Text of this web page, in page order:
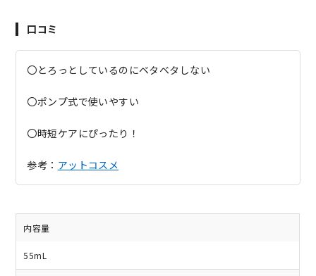
口コミ
〇とろっとしているのにベタベタしない
〇ポンプ式で使いやすい
〇時短ケアにぴったり！
参考： アットコスメ
内容量
55mL